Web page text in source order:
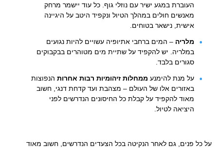
העוברת במגע ישיר עם נוזלי גוף. כל עוד יישמר מרחק
מאנשים חולים במהלך הטיול ונקפיד היטב על היגיינה
אישית, נישאר בטוחים.
מלריה – המים ברחבי אתיופיה עשויים להיות נגועים
במלריה. יש להקפיד על שתיית מים מטוהרים בבקבוקים
סגורים בלבד.
על מנת להימנע ממחלות זיהומיות רבות אחרותהנפוצות
באזורים אלו של העולם – מצהבת ועד קדחת דנגי, חשוב
מאוד להקפיד על קבלת כל החיסונים הנדרשים לפני
היציאה לטיול.
על כל פנים, גם לאחר הנקיטה בכל הצעדים הנדרשים, חשוב מאוד